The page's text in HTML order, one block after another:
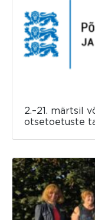
2.–21. märtsil
otsetoetuste